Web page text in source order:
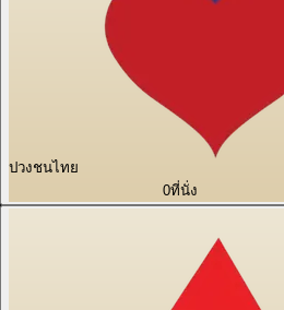
ปวงชนไทย
0ที่นั่ง